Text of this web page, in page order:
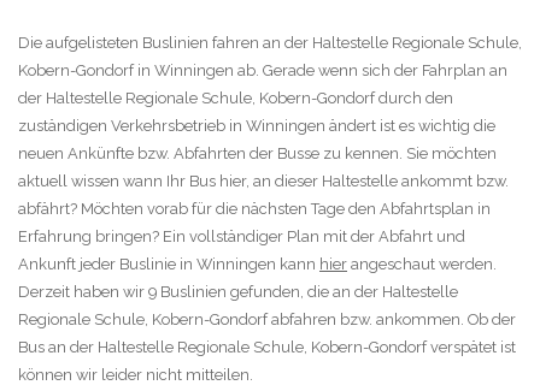
Die aufgelisteten Buslinien fahren an der Haltestelle Regionale Schule,
Kobern-Gondorf in Winningen ab. Gerade wenn sich der Fahrplan an
der Haltestelle Regionale Schule, Kobern-Gondorf durch den
zuständigen Verkehrsbetrieb in Winningen ändert ist es wichtig die
neuen Ankünfte bzw. Abfahrten der Busse zu kennen. Sie möchten
aktuell wissen wann Ihr Bus hier, an dieser Haltestelle ankommt bzw.
abfährt? Möchten vorab für die nächsten Tage den Abfahrtsplan in
Erfahrung bringen? Ein vollständiger Plan mit der Abfahrt und
Ankunft jeder Buslinie in Winningen kann hier angeschaut werden.
Derzeit haben wir 9 Buslinien gefunden, die an der Haltestelle
Regionale Schule, Kobern-Gondorf abfahren bzw. ankommen. Ob der
Bus an der Haltestelle Regionale Schule, Kobern-Gondorf verspätet ist
können wir leider nicht mitteilen.